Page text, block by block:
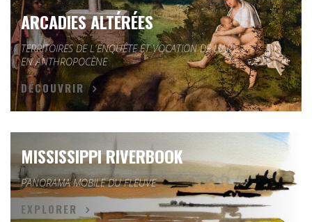
ARCADIES ALTÉRÉES
TERRITOIRES DE L'ENQUÊTE ET VOCATION DE L'ART
EN ANTHROPOCÈNE
DÉCOUVRIR
MISSISSIPPI RIVERBOOK
PANORAMA MOBILE DU FLEUVE
EXPLORER